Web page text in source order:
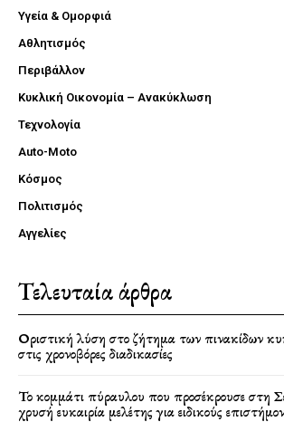
Υγεία & Ομορφιά
Αθλητισμός
Περιβάλλον
Κυκλική Οικονομία – Ανακύκλωση
Τεχνολογία
Auto-Moto
Κόσμος
Πολιτισμός
Αγγελίες
Τελευταία άρθρα
Οριστική λύση στο ζήτημα των πινακίδων
στις χρονοβόρες διαδικασίες
Το κομμάτι πύραυλου που προσέκρουσε στη
χρυσή ευκαιρία μελέτης για ειδικούς